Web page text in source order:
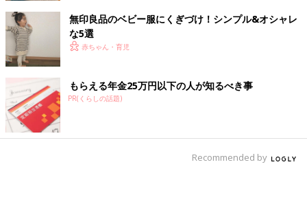
無印良品のベビー服にくぎづけ！シンプル&オシャレ
な5選
赤ちゃん・育児
もらえる年金25万円以下の人が知るべき事
PR(くらしの話題)
Recommended by